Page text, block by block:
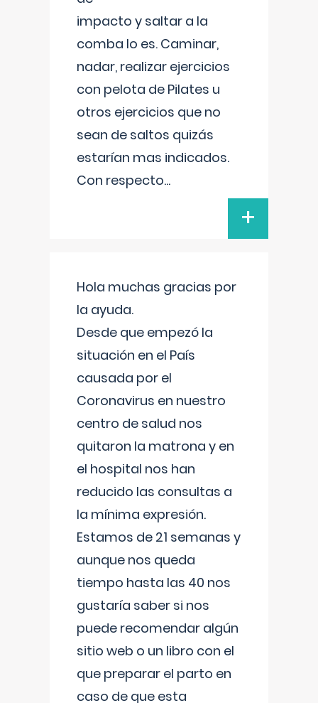
impacto y saltar a la
comba lo es. Caminar,
nadar, realizar ejercicios
con pelota de Pilates u
otros ejercicios que no
sean de saltos quizás
estarían mas indicados.
Con respecto...
+
Hola muchas gracias por
la ayuda.
Desde que empezó la
situación en el País
causada por el
Coronavirus en nuestro
centro de salud nos
quitaron la matrona y en
el hospital nos han
reducido las consultas a
la mínima expresión.
Estamos de 21 semanas y
aunque nos queda
tiempo hasta las 40 nos
gustaría saber si nos
puede recomendar algún
sitio web o un libro con el
que preparar el parto en
caso de que esta